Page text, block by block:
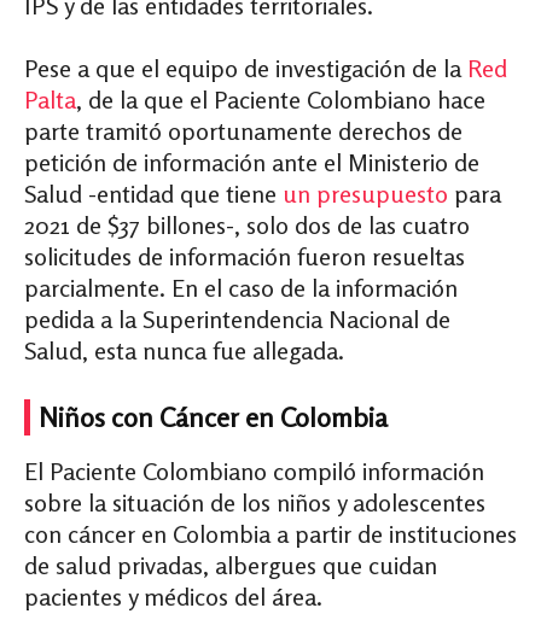
Pese a que el equipo de investigación de la Red
Palta, de la que el Paciente Colombiano hace
parte tramitó oportunamente derechos de
petición de información ante el Ministerio de
Salud -entidad que tiene un presupuesto para
2021 de $37 billones-, solo dos de las cuatro
solicitudes de información fueron resueltas
parcialmente. En el caso de la información
pedida a la Superintendencia Nacional de
Salud, esta nunca fue allegada.
Niños con Cáncer en Colombia
El Paciente Colombiano compiló información
sobre la situación de los niños y adolescentes
con cáncer en Colombia a partir de instituciones
de salud privadas, albergues que cuidan
pacientes y médicos del área.